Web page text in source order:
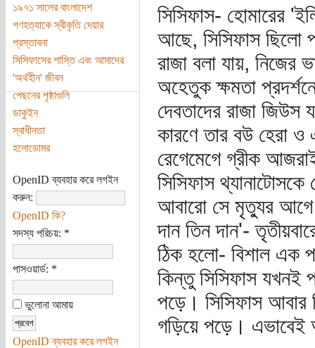
১৯৭১ সালের বাংলাদেশ
গণহত্যাকে স্বীকৃতি দেয়ার
প্রস্তাবনা
সিসিফাসের শাস্তি এবং আমাদের
'অর্থহীন' জীবন
পেছনের পৃষ্ঠাগুলি
ডাকুইন
স্বাধীনতা
হলোডোমর
OpenID ব্যবহার করে লগইন
করুন:
OpenID কি?
সদস্য পরিচয়: *
পাসওয়ার্ড: *
ভুলোনা আমায়
OpenID ব্যবহার করে লগইন
সিসিফাস- হোমারের
আছে, সিসিফাস ছিলো
রাজা বলা যায়,
অহেতুক ক্ষমতা
দেবতাদের রাজা জিউস
কারণে তার বউ হেরা
রেগেমেগে গ্রীক
সিসিফাস
আবারো সে মৃত্যুর আগে
দান তিন দান'-
ঠিক হলো- বিশাল এক
কিন্তু সিসিফাস যখনই
পড়ে। সিসিফাস আবার
গড়িয়ে পড়ে। এভাবেই